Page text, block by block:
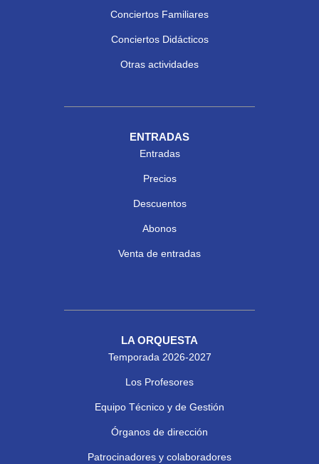
Conciertos Familiares
Conciertos Didácticos
Otras actividades
ENTRADAS
Entradas
Precios
Descuentos
Abonos
Venta de entradas
LA ORQUESTA
Temporada 2026-2027
Los Profesores
Equipo Técnico y de Gestión
Órganos de dirección
Patrocinadores y colaboradores